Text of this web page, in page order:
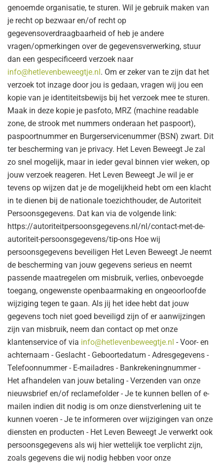
genoemde organisatie, te sturen. Wil je gebruik maken van
je recht op bezwaar en/of recht op
gegevensoverdraagbaarheid of heb je andere
vragen/opmerkingen over de gegevensverwerking, stuur
dan een gespecificeerd verzoek naar
info@hetlevenbeweegtje.nl. Om er zeker van te zijn dat het
verzoek tot inzage door jou is gedaan, vragen wij jou een
kopie van je identiteitsbewijs bij het verzoek mee te sturen.
Maak in deze kopie je pasfoto, MRZ (machine readable
zone, de strook met nummers onderaan het paspoort),
paspoortnummer en Burgerservicenummer (BSN) zwart. Dit
ter bescherming van je privacy. Het Leven Beweegt Je zal
zo snel mogelijk, maar in ieder geval binnen vier weken, op
jouw verzoek reageren. Het Leven Beweegt Je wil je er
tevens op wijzen dat je de mogelijkheid hebt om een klacht
in te dienen bij de nationale toezichthouder, de Autoriteit
Persoonsgegevens. Dat kan via de volgende link:
https://autoriteitpersoonsgegevens.nl/nl/contact-met-de-
autoriteit-persoonsgegevens/tip-ons Hoe wij
persoonsgegevens beveiligen Het Leven Beweegt Je neemt
de bescherming van jouw gegevens serieus en neemt
passende maatregelen om misbruik, verlies, onbevoegde
toegang, ongewenste openbaarmaking en ongeoorloofde
wijziging tegen te gaan. Als jij het idee hebt dat jouw
gegevens toch niet goed beveiligd zijn of er aanwijzingen
zijn van misbruik, neem dan contact op met onze
klantenservice of via info@hetlevenbeweegtje.nl - Voor- en
achternaam - Geslacht - Geboortedatum - Adresgegevens -
Telefoonnummer - E-mailadres - Bankrekeningnummer -
Het afhandelen van jouw betaling - Verzenden van onze
nieuwsbrief en/of reclamefolder - Je te kunnen bellen of e-
mailen indien dit nodig is om onze dienstverlening uit te
kunnen voeren - Je te informeren over wijzigingen van onze
diensten en producten - Het Leven Beweegt Je verwerkt ook
persoonsgegevens als wij hier wettelijk toe verplicht zijn,
zoals gegevens die wij nodig hebben voor onze